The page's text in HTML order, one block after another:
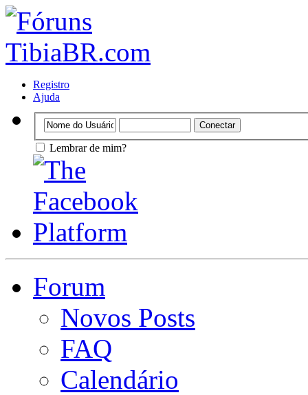
Registro
Ajuda
Lembrar de mim?
Forum
Novos Posts
FAQ
Calendário